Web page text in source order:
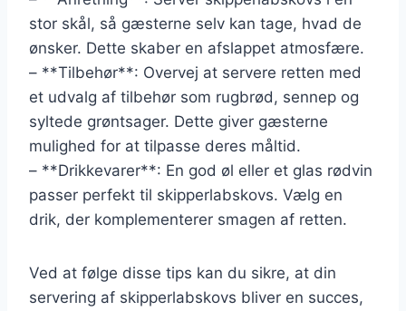
stor skål, så gæsterne selv kan tage, hvad de
ønsker. Dette skaber en afslappet atmosfære.
– **Tilbehør**: Overvej at servere retten med
et udvalg af tilbehør som rugbrød, sennep og
syltede grøntsager. Dette giver gæsterne
mulighed for at tilpasse deres måltid.
– **Drikkevarer**: En god øl eller et glas rødvin
passer perfekt til skipperlabskovs. Vælg en
drik, der komplementerer smagen af retten.
Ved at følge disse tips kan du sikre, at din
servering af skipperlabskovs bliver en succes,